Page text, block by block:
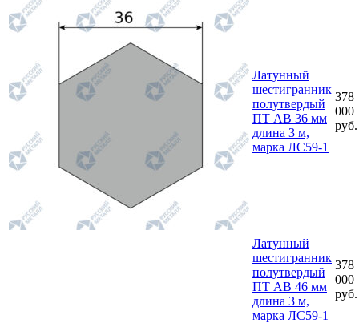
Латунный
шестигранник
полутвердый
ПТ АВ 36 мм
длина 3 м,
марка ЛС59-1
378
000
руб.
Латунный
шестигранник
полутвердый
ПТ АВ 46 мм
длина 3 м,
марка ЛС59-1
378
000
руб.